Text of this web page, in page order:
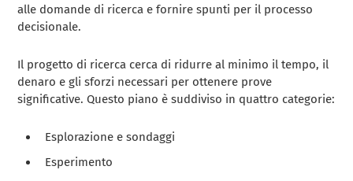
alle domande di ricerca e fornire spunti per il processo
decisionale.
Il progetto di ricerca cerca di ridurre al minimo il tempo, il
denaro e gli sforzi necessari per ottenere prove
significative. Questo piano è suddiviso in quattro categorie:
Esplorazione e sondaggi
Esperimento